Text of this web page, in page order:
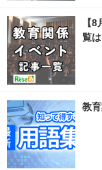
【
覧
教